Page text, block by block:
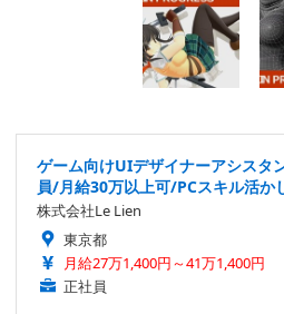
ゲーム向けUIデザイナーアシスタ
員/月給30万以上可/PCスキル活か
株式会社Le Lien
東京都
月給27万1,400円～41万1,400円
正社員